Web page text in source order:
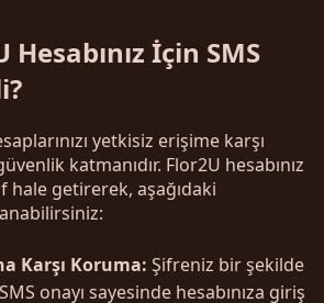
İçin SMS
yetkisiz erişime karşı
katmanıdır. Flor2U hesabınız
hale getirerek, aşağıdaki
Karşı Koruma: Şifreniz bir şekilde
onayı sayesinde hesabınıza giriş